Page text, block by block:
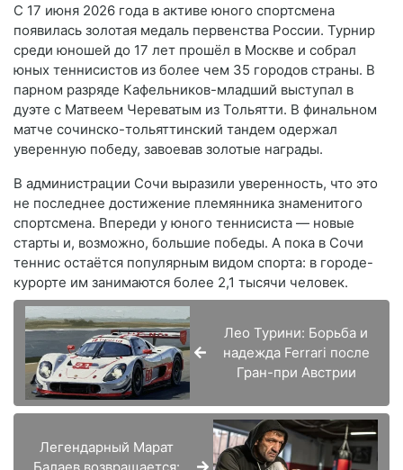
С 17 июня 2026 года в активе юного спортсмена
появилась золотая медаль первенства России. Турнир
среди юношей до 17 лет прошёл в Москве и собрал
юных теннисистов из более чем 35 городов страны. В
парном разряде Кафельников-младший выступал в
дуэте с Матвеем Череватым из Тольятти. В финальном
матче сочинско-тольяттинский тандем одержал
уверенную победу, завоевав золотые награды.
В администрации Сочи выразили уверенность, что это
не последнее достижение племянника знаменитого
спортсмена. Впереди у юного теннисиста — новые
старты и, возможно, большие победы. А пока в Сочи
теннис остаётся популярным видом спорта: в городе-
курорте им занимаются более 2,1 тысячи человек.
Лео Турини: Борьба и
надежда Ferrari после
Гран-при Австрии
Легендарный Марат
Балаев возвращается: